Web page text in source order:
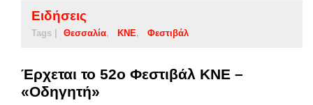
Ειδήσεις
Tags | Θεσσαλία ΚΝΕ Φεστιβάλ
Έρχεται το 52ο Φεστιβάλ ΚΝΕ –
«Οδηγητή»